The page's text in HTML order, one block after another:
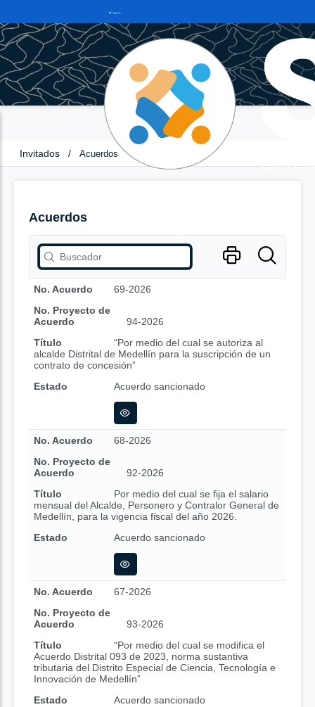
Invitados / Acuerdos
Acuerdos
No. Acuerdo
69-2026
No. Proyecto de
Acuerdo
94-2026
Título
“Por medio del cual se autoriza al
alcalde Distrital de Medellín para la suscripción de un
contrato de concesión”
Estado
Acuerdo sancionado
No. Acuerdo
68-2026
No. Proyecto de
Acuerdo
92-2026
Título
Por medio del cual se fija el salario
mensual del Alcalde, Personero y Contralor General de
Medellín, para la vigencia fiscal del año 2026.
Estado
Acuerdo sancionado
No. Acuerdo
67-2026
No. Proyecto de
Acuerdo
93-2026
Título
“Por medio del cual se modifica el
Acuerdo Distrital 093 de 2023, norma sustantiva
tributaria del Distrito Especial de Ciencia, Tecnología e
Innovación de Medellín”
Estado
Acuerdo sancionado